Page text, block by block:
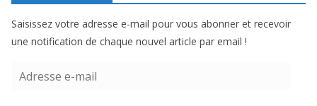
Saisissez votre adresse e-mail pour vous abonner et recevoir
une notification de chaque nouvel article par email !